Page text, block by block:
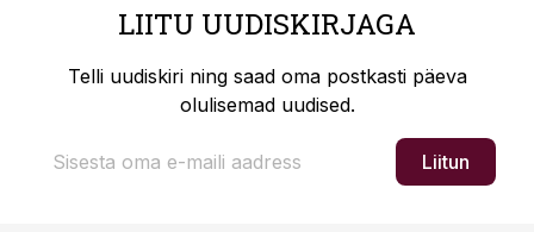
LIITU UUDISKIRJAGA
Telli uudiskiri ning saad oma postkasti päeva
olulisemad uudised.
Liitun